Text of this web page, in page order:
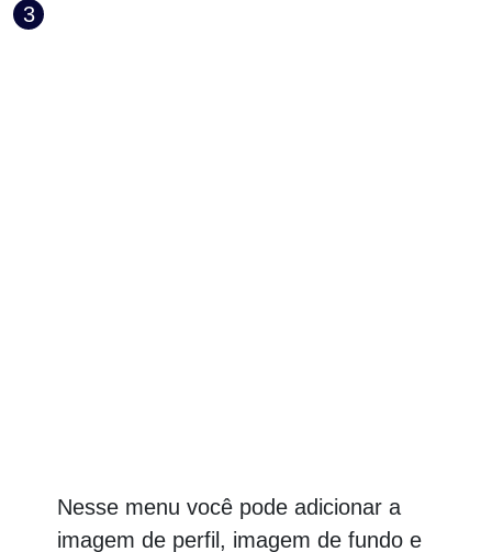
Nesse menu você pode adicionar a
imagem de perfil, imagem de fundo e